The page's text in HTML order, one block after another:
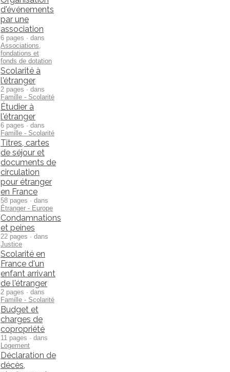
d'événements
par une
association
6 pages · dans
Associations,
fondations et
fonds de dotation
Scolarité à
l'étranger
2 pages · dans
Famille - Scolarité
Étudier à
l'étranger
6 pages · dans
Famille - Scolarité
Titres, cartes
de séjour et
documents de
circulation
pour étranger
en France
58 pages · dans
Étranger - Europe
Condamnations
et peines
22 pages · dans
Justice
Scolarité en
France d'un
enfant arrivant
de l'étranger
2 pages · dans
Famille - Scolarité
Budget et
charges de
copropriété
11 pages · dans
Logement
Déclaration de
décès,